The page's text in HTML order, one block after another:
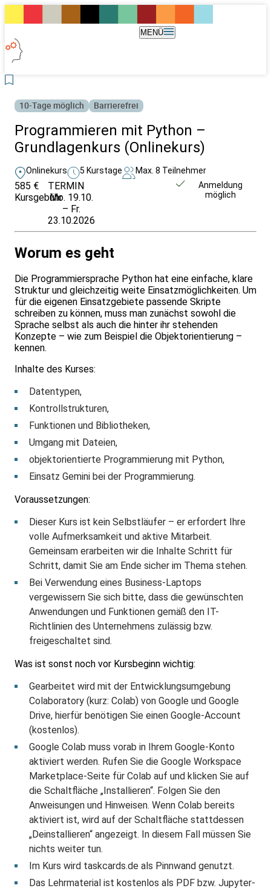
MENÜ
10-Tage möglich Barrierefrei
Programmieren mit Python –
Grundlagenkurs (Onlinekurs)
Onlinekurs 5 Kurstage Max. 8 Teilnehmer
585 €
Kursgebühr
TERMIN
Mo. 19.10.
– Fr.
23.10.2026
Anmeldung
möglich
Worum es geht
Die Programmiersprache Python hat eine einfache, klare
Struktur und gleichzeitig weite Einsatzmöglichkeiten. Um
für die eigenen Einsatzgebiete passende Skripte
schreiben zu können, muss man zunächst sowohl die
Sprache selbst als auch die hinter ihr stehenden
Konzepte – wie zum Beispiel die Objektorientierung –
kennen.
Inhalte des Kurses:
Datentypen,
Kontrollstrukturen,
Funktionen und Bibliotheken,
Umgang mit Dateien,
objektorientierte Programmierung mit Python,
Einsatz Gemini bei der Programmierung.
Voraussetzungen:
Dieser Kurs ist kein Selbstläufer – er erfordert Ihre
volle Aufmerksamkeit und aktive Mitarbeit.
Gemeinsam erarbeiten wir die Inhalte Schritt für
Schritt, damit Sie am Ende sicher im Thema stehen.
Bei Verwendung eines Business-Laptops
vergewissern Sie sich bitte, dass die gewünschten
Anwendungen und Funktionen gemäß den IT-
Richtlinien des Unternehmens zulässig bzw.
freigeschaltet sind.
Was ist sonst noch vor Kursbeginn wichtig:
Gearbeitet wird mit der Entwicklungsumgebung
Colaboratory (kurz: Colab) von Google und Google
Drive, hierfür benötigen Sie einen Google-Account
(kostenlos).
Google Colab muss vorab in Ihrem Google-Konto
aktiviert werden. Rufen Sie die Google Workspace
Marketplace-Seite für Colab auf und klicken Sie auf
die Schaltfläche „Installieren“. Folgen Sie den
Anweisungen und Hinweisen. Wenn Colab bereits
aktiviert ist, wird auf der Schaltfläche stattdessen
„Deinstallieren“ angezeigt. In diesem Fall müssen Sie
nichts weiter tun.
Im Kurs wird taskcards.de als Pinnwand genutzt.
Das Lehrmaterial ist kostenlos als PDF bzw. Jupyter-